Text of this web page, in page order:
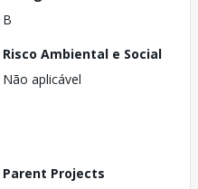
B
Risco Ambiental e Social
Não aplicável
Parent Projects